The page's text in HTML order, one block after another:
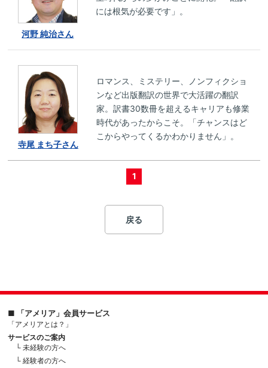
河野 純治さん
には根気が必要です」。
寺尾 まち子さん
ロマンス、ミステリー、ノンフィクショ
ンなど出版翻訳の世界で大活躍の翻訳
家。訳書30数冊を超えるキャリアも修業
時代があったからこそ。「チャンスはど
こからやってくるかわかりません」。
1
戻る
■ 「アメリア」会員サービス
「アメリアとは？」
サービスのご案内
└ 未経験の方へ
└ 経験者の方へ